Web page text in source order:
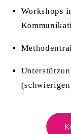
Workshops